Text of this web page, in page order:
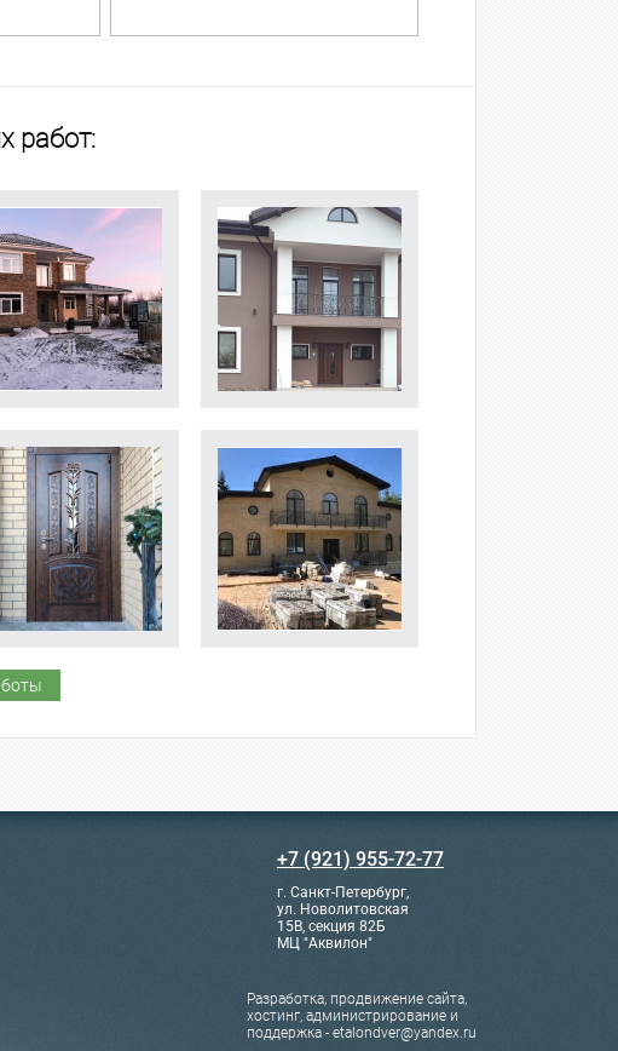
работ:
+7 (921) 955-72-77
г. Санкт-Петербург,
ул. Новолитовская
15В, секция 82Б
МЦ "Аквилон"
Разработка, продвижение сайта,
хостинг, администрирование и
поддержка - etalondver@yandex.ru